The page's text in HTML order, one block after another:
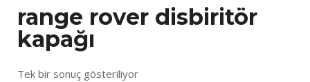
range rover disbiritör
kapağı
Tek bir sonuç gösteriliyor